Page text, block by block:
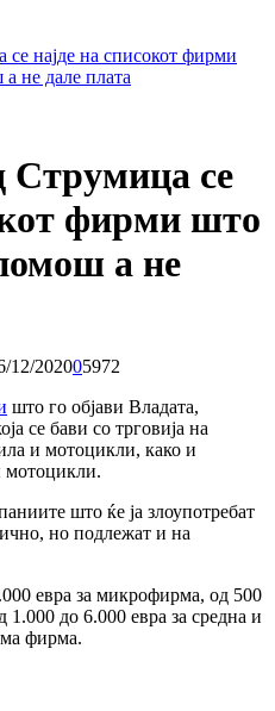
најде на списокот фирми
не дале плата
Струмица се
фирми што
а не
12/202005972
што го објави Владата,
се бави со трговија на
и мотоцикли, како и
мотоцикли.
што ќе ја злоупотребат
но подлежат и на
евра за микрофирма, од 500
до 6.000 евра за средна и
фирма.